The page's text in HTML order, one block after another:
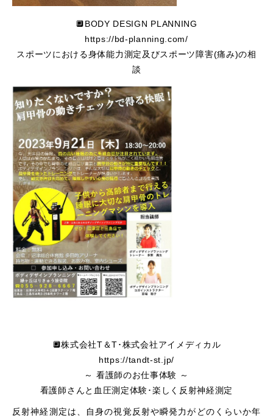
🔲BODY DESIGN PLANNING
https://bd-planning.com/
スポーツにおける身体能力測定及びスポーツ障害(痛み)の相
談
🔲株式会社T＆T･株式会社アイメディカル
https://tandt-st.jp/
～ 看護師のお仕事体験 ～
看護師さんと血圧測定体験･楽しく反射神経測定
反射神経測定は、自身の視覚反射や瞬発力がどのくらいか年